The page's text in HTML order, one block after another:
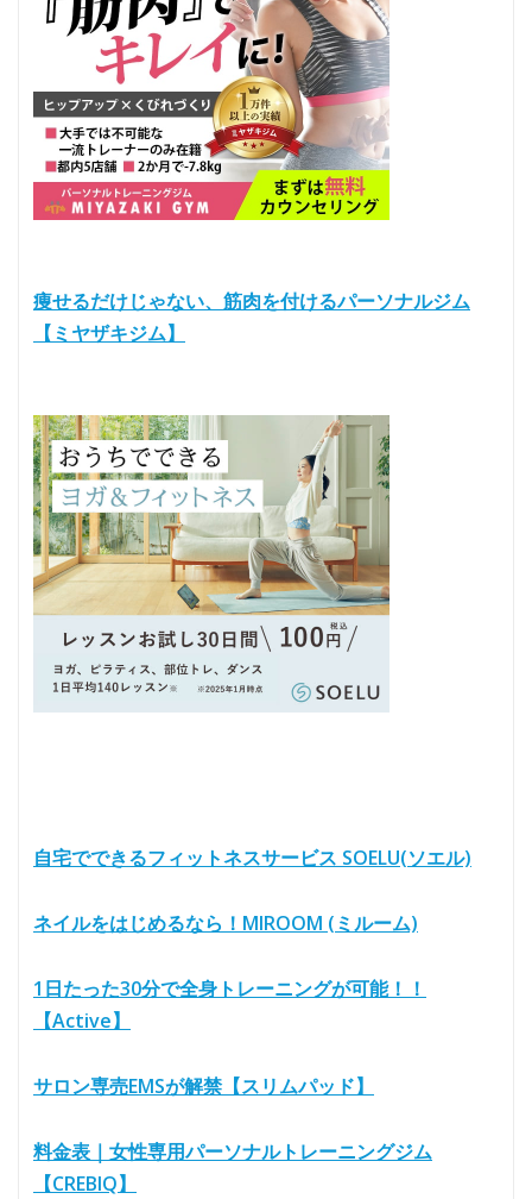
痩せるだけじゃない、筋肉を付けるパーソナルジム
【ミヤザキジム】
自宅でできるフィットネスサービス SOELU(ソエル)
ネイルをはじめるなら！MIROOM (ミルーム)
1日たった30分で全身トレーニングが可能！！
【Active】
サロン専売EMSが解禁【スリムパッド】
料金表｜女性専用パーソナルトレーニングジム
【CREBIQ】